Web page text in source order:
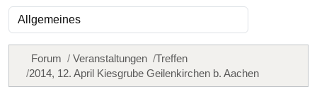
Forum Veranstaltungen
Treffen
2014, 12. April Kiesgrube Geilenkirchen b. Aachen